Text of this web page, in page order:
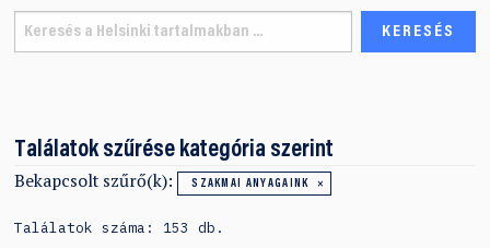
Találatok szűrése kategória szerint
Bekapcsolt szűrő(k): SZAKMAI ANYAGAINK
Találatok száma: 153 db.